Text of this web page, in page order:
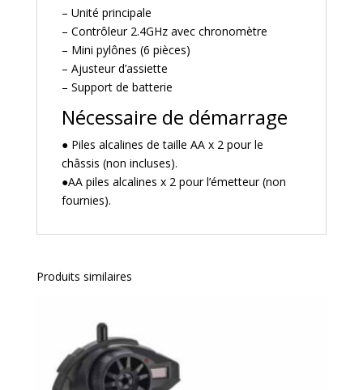
– Unité principale
– Contrôleur 2.4GHz avec chronomètre
– Mini pylônes (6 pièces)
– Ajusteur d’assiette
– Support de batterie
Nécessaire de démarrage
● Piles alcalines de taille AA x 2 pour le
châssis (non incluses).
●AA piles alcalines x 2 pour l’émetteur (non
fournies).
Produits similaires